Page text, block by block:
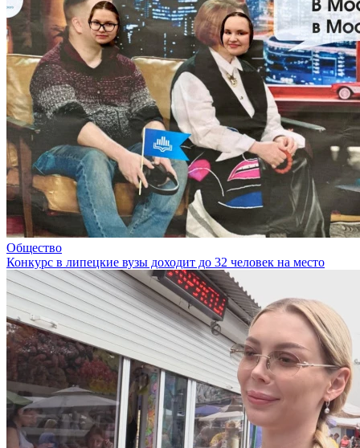
Общество
Конкурс в липецкие вузы доходит до 32 человек на место